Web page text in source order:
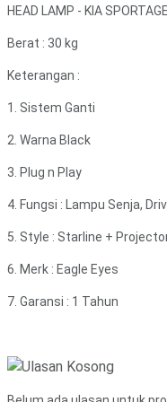
HEAD LAMP - KIA
Berat : 30 kg
Keterangan :
1. Sistem Ganti
2. Warna Black
3. Plug n Play
4. Fungsi : Lampu Senja,
5. Style : Starline +
6. Merk : Eagle Eyes
7. Garansi : 1 Tahun